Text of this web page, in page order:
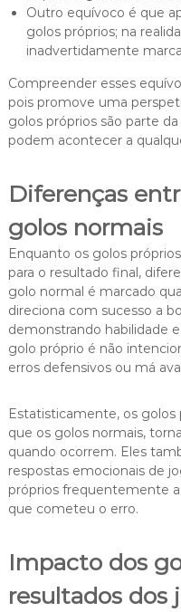
Outro equívoco é que
golos próprios; na
inadvertidamente
Compreender esses
pois promove uma
golos próprios são parte
podem acontecer a
Diferenças
golos normais
Enquanto os golos
para o resultado final,
golo normal é marcado
direciona com sucesso a
demonstrando habilidade
golo próprio é não
erros defensivos ou má
Estatisticamente, os
que os golos normais,
quando ocorrem. Eles
respostas emocionais de
próprios frequentemente
que cometeu o erro.
Impacto dos
resultados dos